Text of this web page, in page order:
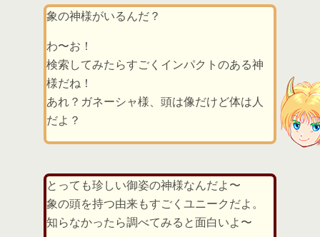
象の神様がいるんだ？
わ〜お！
検索してみたらすごくインパクトのある神
様だね！
あれ？ガネーシャ様、頭は像だけど体は人
だよ？
とっても珍しい御姿の神様なんだよ〜
象の頭を持つ由来もすごくユニークだよ。
知らなかったら調べてみると面白いよ〜